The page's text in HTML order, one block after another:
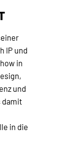
IP und
in
und
damit
in die